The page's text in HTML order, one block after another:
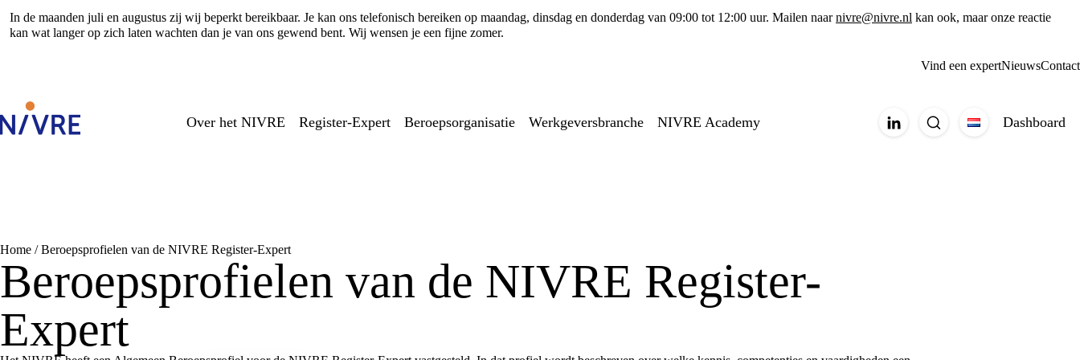
In de maanden juli en augustus zij wij beperkt bereikbaar. Je kan ons telefonisch bereiken op maandag, dinsdag en donderdag van 09:00 tot 12:00 uur. Mailen naarnivre@nivre.nl kan ook, maar onze reactie
kan wat langer op zich laten wachten dan je van ons gewend bent. Wij wensen je een fijne zomer.
Vind een expertNieuwsContact
Over het NIVRE Register-Expert Beroepsorganisatie Werkgeversbranche NIVRE Academy Dashboard
Home /Beroepsprofielen van de NIVRE Register-Expert
Beroepsprofielen van de NIVRE Register-
Expert